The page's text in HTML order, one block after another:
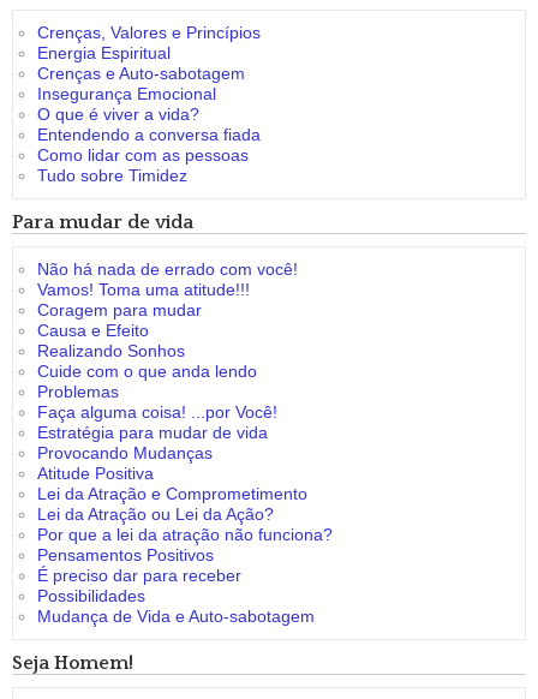
Crenças, Valores e Princípios
Energia Espiritual
Crenças e Auto-sabotagem
Insegurança Emocional
O que é viver a vida?
Entendendo a conversa fiada
Como lidar com as pessoas
Tudo sobre Timidez
Para mudar de vida
Não há nada de errado com você!
Vamos! Toma uma atitude!!!
Coragem para mudar
Causa e Efeito
Realizando Sonhos
Cuide com o que anda lendo
Problemas
Faça alguma coisa! ...por Você!
Estratégia para mudar de vida
Provocando Mudanças
Atitude Positiva
Lei da Atração e Comprometimento
Lei da Atração ou Lei da Ação?
Por que a lei da atração não funciona?
Pensamentos Positivos
É preciso dar para receber
Possibilidades
Mudança de Vida e Auto-sabotagem
Seja Homem!